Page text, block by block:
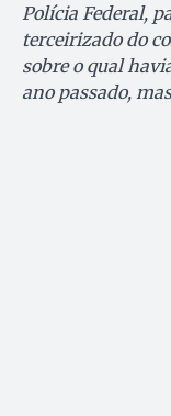
Polícia Federal,
terceirizado do
sobre o qual
ano passado,